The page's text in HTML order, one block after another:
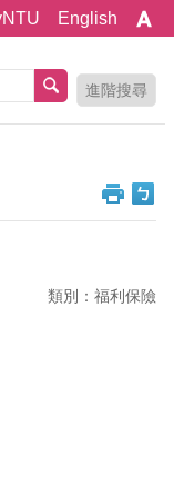
English
進階搜尋
類別：福利保險